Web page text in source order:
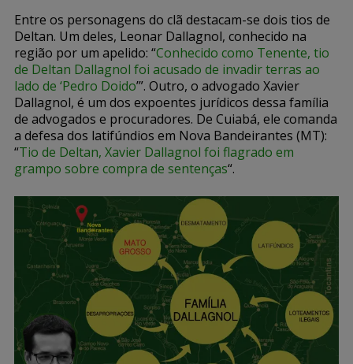
Entre os personagens do clã destacam-se dois tios de
Deltan. Um deles, Leonar Dallagnol, conhecido na
região por um apelido: “Conhecido como Tenente, tio
de Deltan Dallagnol foi acusado de invadir terras ao
lado de ‘Pedro Doido’”. Outro, o advogado Xavier
Dallagnol, é um dos expoentes jurídicos dessa família
de advogados e procuradores. De Cuiabá, ele comanda
a defesa dos latifúndios em Nova Bandeirantes (MT):
“Tio de Deltan, Xavier Dallagnol foi flagrado em
grampo sobre compra de sentenças“.